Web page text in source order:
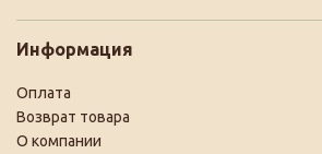
Информация
Оплата
Возврат товара
О компании